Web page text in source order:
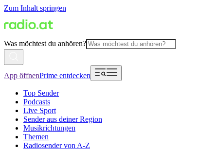
Zum Inhalt springen
Was möchtest du anhören?
App öffnenPrime entdecken
Top Sender
Podcasts
Live Sport
Sender aus deiner Region
Musikrichtungen
Themen
Radiosender von A-Z